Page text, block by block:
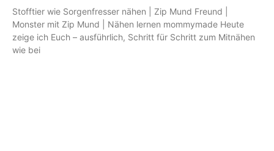
Stofftier wie Sorgenfresser nähen | Zip Mund Freund |
Monster mit Zip Mund | Nähen lernen mommymade Heute
zeige ich Euch – ausführlich, Schritt für Schritt zum Mitnähen
wie bei